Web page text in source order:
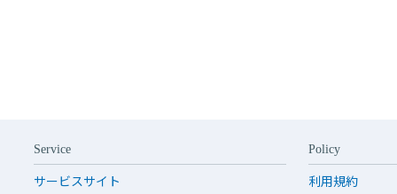
Service
サービスサイト
Policy
利用規約